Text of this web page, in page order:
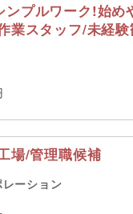
ンプルワーク!始め
業スタッフ/未経
場/管理職候補
ーション